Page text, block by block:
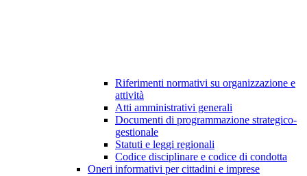
Riferimenti normativi su organizzazione e
attività
Atti amministrativi generali
Documenti di programmazione strategico-
gestionale
Statuti e leggi regionali
Codice disciplinare e codice di condotta
Oneri informativi per cittadini e imprese